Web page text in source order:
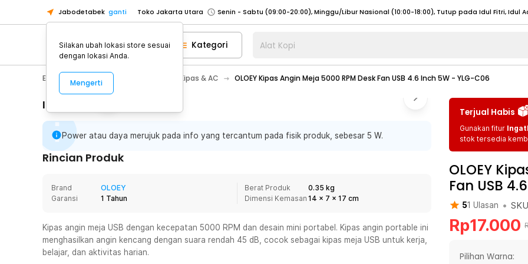
Jabodetabek ganti Toko Jakarta Utara
Toko Tangerang
Toko Cikupa
Pick n Go Jakarta Barat
Senin - Jumat (07:00 - 20:00), Sabtu - Minggu (08:00 - 20:00), Tutup pada Idul Fitri
Pick n Go Bekasi
Senin - Jumat (08:00 - 20:00), Sabtu - Minggu/ Libur Nasional (08:00 - 17:00) Selengkapnya
Senin - Jumat (08:00 - 20:00), Sabtu - Minggu/ Libur Nasional (08:00 - 17:00) Selengkapnya
Senin - Sabtu (09:00-20:00), Minggu/Libur Nasional (12:00-20:00), Tutup pada Idul Fitri
Toko Jakarta Barat
Senin - Sabtu (09:00-20:00), Minggu/Libur Nasional (12:00-20:00), Tutup pada Idul Fitri
Senin - Jumat (07:00 - 20:00), Sabtu - Minggu (08:00 - 20:00), Tutup pada Idul Fitri
Pick n Go Bekasi
Senin - Jumat (08:00 - 20:00), Sabtu - Minggu/ Libur Nasional (08:00 - 17:00) Selengkapnya
Pick n Go Depok
Senin - Jumat (08:00 - 20:00), Sabtu - Minggu/ Libur Nasional (08:00 - 17:00)
Kategori Alat Kopi
Electronic Pendingin Ruangan Kipas & AC OLOEY Kipas Angin Meja 5000 RPM Desk Fan USB 4.6 Inch 5W - YLG-C06
Informasi Penting
Power atau daya merujuk pada info yang tercantum pada fisik produk, sebesar 5 W.
Rincian Produk
Brand
OLOEY
Garansi
1 Tahun
Berat Produk
0.35 kg
Dimensi Kemasan 14 x 7 x 17 cm
Kipas angin meja USB dengan kecepatan 5000 RPM dan desain mini portabel. Kipas angin portable ini
menghasilkan angin kencang dengan suara rendah 45 dB, cocok sebagai kipas meja USB untuk kerja,
belajar, dan aktivitas harian.
Terjual Habis
Gunakan fitur
stok tersedia
OLOEY
Fan USB
51 Ulasan • SKU
Rp17.000
Pilihan Warna:
Silakan ubah lokasi store sesuai
dengan lokasi Anda.
Mengerti